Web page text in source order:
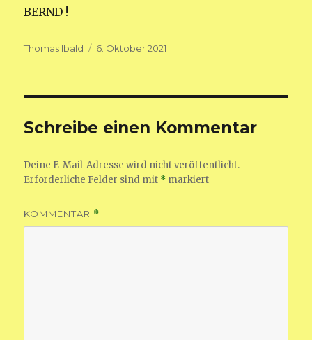
BERND !
Autor
Thomas Ibald
Veröffentlicht
6. Oktober 2021
Schreibe einen Kommentar
Deine E-Mail-Adresse wird nicht veröffentlicht.
Erforderliche Felder sind mit * markiert
KOMMENTAR *